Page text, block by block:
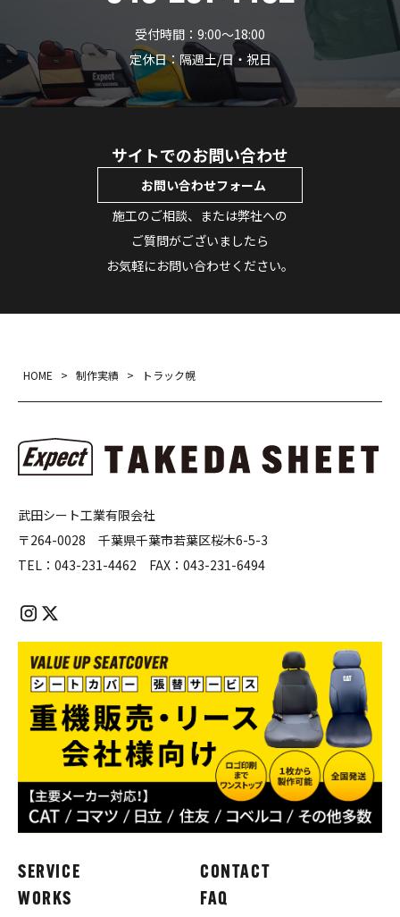
受付時間：9:00〜18:00
定休日：隔週土/日・祝日
サイトでのお問い合わせ
お問い合わせフォーム
施工のご相談、または弊社への
ご質問がございましたら
お気軽にお問い合わせください。
HOME > 制作実績 > トラック幌
武田シート工業有限会社
〒264-0028 千葉県千葉市若葉区桜木6-5-3
TEL： 043-231-4462 FAX： 043-231-6494
SERVICE
WORKS
CONTACT
FAQ